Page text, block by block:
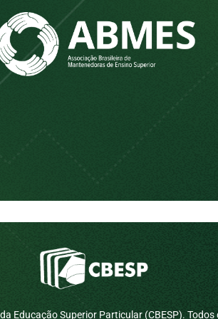
Educação Superior Particular (CBESP).